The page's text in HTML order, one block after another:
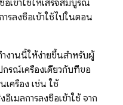
อเข้าใช้ให้เสร็จสมบูรณ์
รลงชื่อเข้าใช้ไปในตอน
งานนี้ให้ง่ายขึ้นสำหรับผู้
กรณ์เครื่องเดียวกับที่ขอ
เครื่อง เช่น ใช้
มลการลงชื่อเข้าใช้ จาก